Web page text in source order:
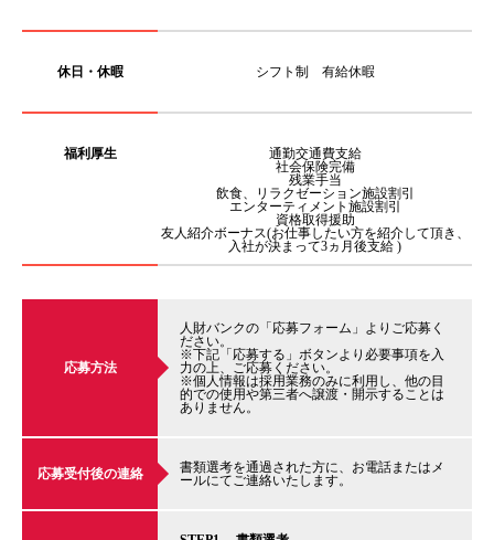
休日・休暇 シフト制 有給休暇
福利厚生
通勤交通費支給
社会保険完備
残業手当
飲食、リラクゼーション施設割引
エンターティメント施設割引
資格取得援助
友人紹介ボーナス(お仕事したい方を紹介して頂き、
入社が決まって3ヵ月後支給 )
応募方法
人財バンクの「応募フォーム」よりご応募く
ださい。
※下記「応募する」ボタンより必要事項を入
力の上、ご応募ください。
※個人情報は採用業務のみに利用し、他の目
的での使用や第三者へ譲渡・開示することは
ありません。
応募受付後の連絡
書類選考を通過された方に、お電話またはメ
ールにてご連絡いたします。